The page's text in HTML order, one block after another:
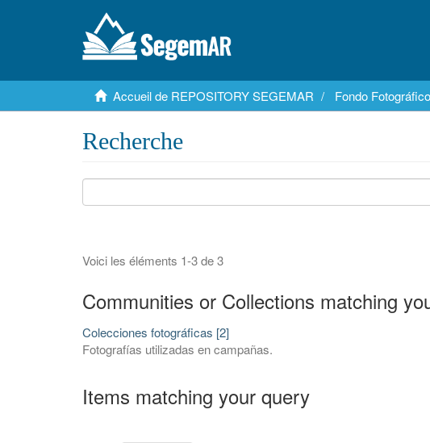
Accueil de REPOSITORY SEGEMAR Fondo
Recherche
Voici les éléments 1-3 de 3
Communities or Collections matching
Colecciones fotográficas [2]
Fotografías utilizadas en campañas.
Items matching your query